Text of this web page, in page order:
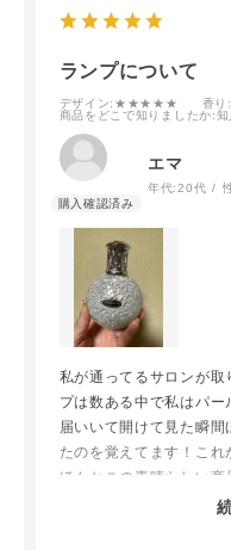
ランプについて
デザイン:★★★★★ 香り
商品をどこで知りましたか:知
エマ
年代:20代
私が通ってるサロンが
プは数ある中で私はパ
届いいて開けて見た瞬
たのを覚えてます！これ
ほんとこの素晴らしい商
赤ちゃんやペットがい